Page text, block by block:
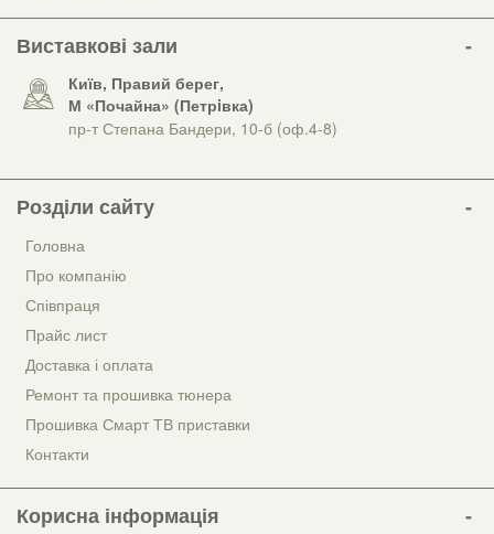
Виставкові зали
Київ, Правий берег,
М «Почайна» (Петрiвка)
пр-т Степана Бандери, 10-б (оф.4-8)
Розділи сайту
Головна
Про компанію
Співпраця
Прайс лист
Доставка і оплата
Ремонт та прошивка тюнера
Прошивка Смарт ТВ приставки
Контакти
Корисна інформація